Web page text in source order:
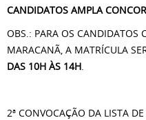
CANDIDATOS AMPLA
OBS.: PARA OS CANDIDATOS
MARACANÃ, A MATRÍCULA
DAS 10H ÀS 14H.
2ª CONVOCAÇÃO DA LISTA DE